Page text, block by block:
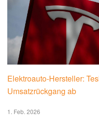
Elektroauto-Hersteller:
Umsatzrückgang ab
1. Feb. 2026